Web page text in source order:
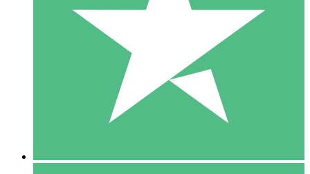
Payez à l'utilisation avec des crédits de téléchargement. Sans
1 Téléchargement
10 00